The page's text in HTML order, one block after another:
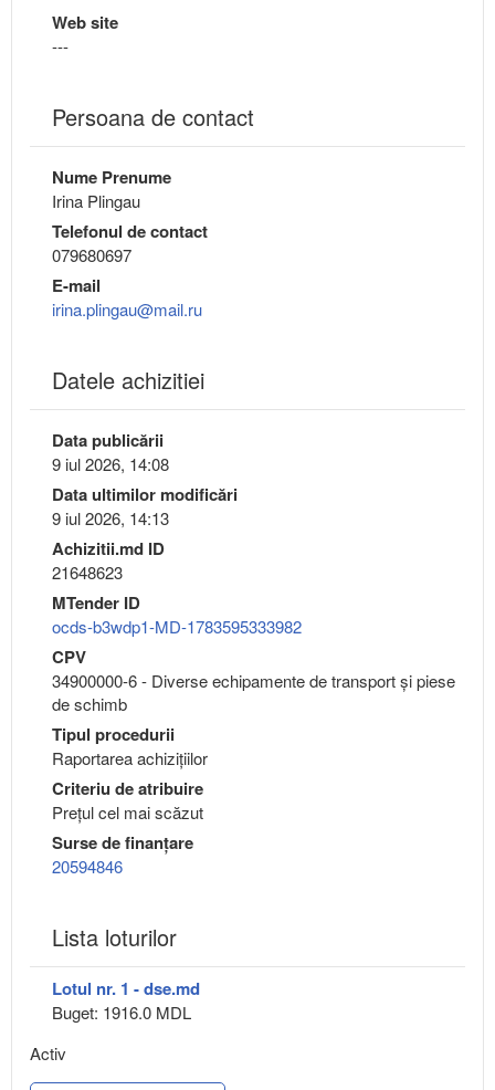
Web site
---
Persoana de contact
Nume Prenume
Irina Plingau
Telefonul de contact
079680697
E-mail
irina.plingau@mail.ru
Datele achizitiei
Data publicării
9 iul 2026, 14:08
Data ultimilor modificări
9 iul 2026, 14:13
Achizitii.md ID
21648623
MTender ID
ocds-b3wdp1-MD-1783595333982
CPV
34900000-6 - Diverse echipamente de transport şi piese
de schimb
Tipul procedurii
Raportarea achizițiilor
Criteriu de atribuire
Preţul cel mai scăzut
Surse de finanțare
20594846
Lista loturilor
Lotul nr. 1 - dse.md
Buget: 1916.0 MDL
Activ